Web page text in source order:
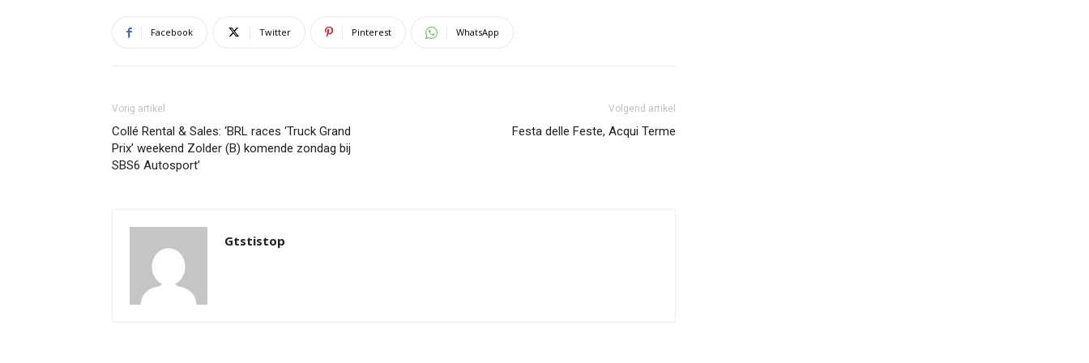
Facebook Twitter Pinterest WhatsApp
Vorig artikel
Collé Rental & Sales: ‘BRL races ‘Truck Grand
Prix’ weekend Zolder (B) komende zondag bij
SBS6 Autosport’
Volgend artikel
Festa delle Feste, Acqui Terme
Gtstistop